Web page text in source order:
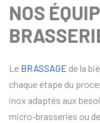
NOS
Le BRASSAGE de la
chaque étape du
inox adaptés aux
micro-brasseries ou